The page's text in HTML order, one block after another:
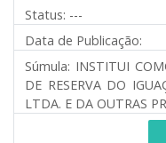
Status: ---
Data de Publicação:
Súmula: INSTITUI
DE RESERVA DO
LTDA. E DA OUTRAS